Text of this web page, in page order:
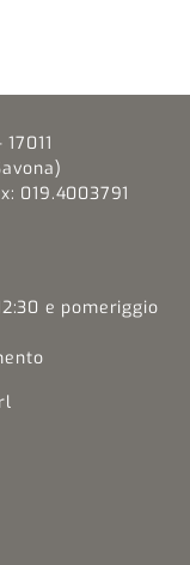
019.4003791
e pomeriggio